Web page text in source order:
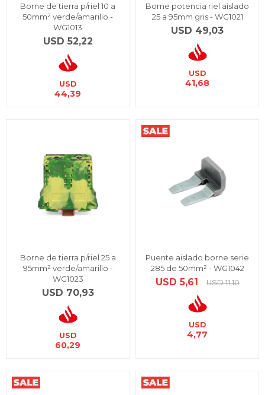
Borne de tierra p/riel 10 a
50mm² verde/amarillo -
WG1013
USD 52,22
USD
44,39
Borne potencia riel aislado
25 a 95mm gris - WG1021
USD 49,03
USD
41,68
Borne de tierra p/riel 25 a
95mm² verde/amarillo -
WG1023
USD 70,93
USD
60,29
Puente aislado borne serie
285 de 50mm² - WG1042
USD 5,61 USD 11,10
USD
4,77